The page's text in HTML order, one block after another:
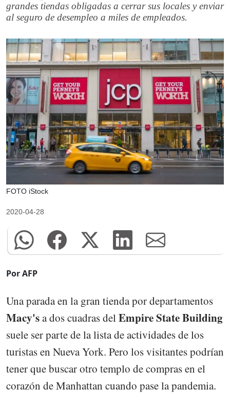
grandes tiendas obligadas a cerrar sus locales y enviar
al seguro de desempleo a miles de empleados.
FOTO iStock
2020-04-28
Por AFP
Una parada en la gran tienda por departamentos
Macy'sa dos cuadras delEmpire State Building
suele ser parte de la lista de actividades de los
turistas en Nueva York. Pero los visitantes podrían
tener que buscar otro templo de compras en el
corazón de Manhattan cuando pase la pandemia.